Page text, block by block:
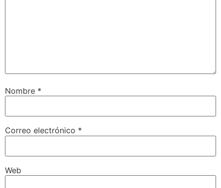
Nombre *
Correo electrónico *
Web